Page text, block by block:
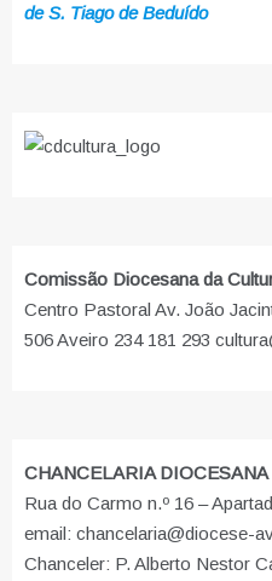
de S. Tiago de Beduído
Comissão Diocesana da
Centro Pastoral Av. João
506 Aveiro 234 181 293
CHANCELARIA DIOCESANA
Rua do Carmo n.º 16 –
email: chancelaria@diocese-
Chanceler: P. Alberto Nestor